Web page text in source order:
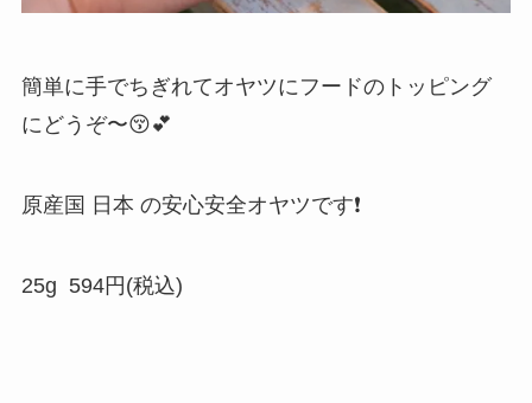
簡単に手でちぎれてオヤツにフードのトッピング
にどうぞ〜😚💕
原産国 日本 の安心安全オヤツです❗️
25g 594円(税込)